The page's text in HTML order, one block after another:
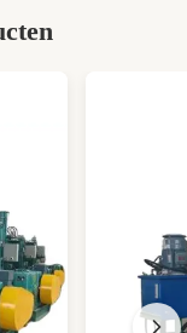
Banbury-mixer
Rubber